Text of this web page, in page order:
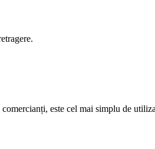
este cel mai simplu de